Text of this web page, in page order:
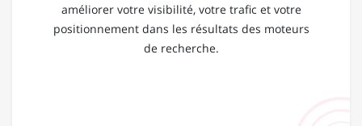
améliorer votre visibilité, votre trafic et votre
positionnement dans les résultats des moteurs
de recherche.